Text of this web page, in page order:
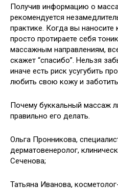
Получив информацию о
рекомендуется
практике. Когда вы наносите
просто протираете себя
массажным направлениям,
скажет “спасибо”. Нельзя
иначе есть риск усугубить
любить свою кожу и
Почему буккальный массаж
правильно его делать.
Ольга Пронникова,
дерматовенеролог,
Сеченова;
Татьяна Иванова,